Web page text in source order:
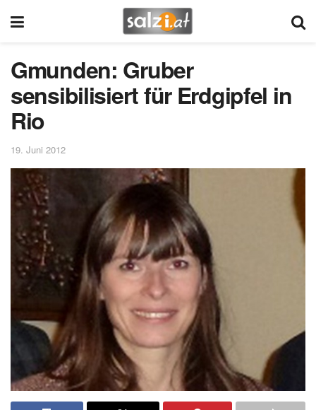
Gmunden: Gruber
sensibilisiert für Erdgipfel in
Rio
19. Juni 2012